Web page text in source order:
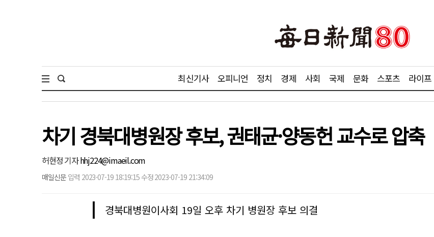
최신기사 오피니언 정치 경제 사회 국제 문화 스포츠 라이프
차기 경북대병원장 후보, 권태균·양동헌 교수로 압축
허현정 기자hhj224@imaeil.com
매일신문 입력 2023-07-19 18:19:15 수정 2023-07-19 21:34:09
경북대병원이사회 19일 오후 차기 병원장 후보 의결